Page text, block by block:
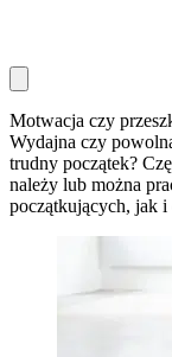
Motwacja czy
Wydajna czy
trudny początek?
należy lub można
początkujących, jak